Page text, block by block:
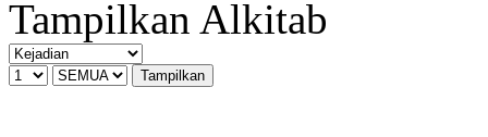
Tampilkan Alkitab